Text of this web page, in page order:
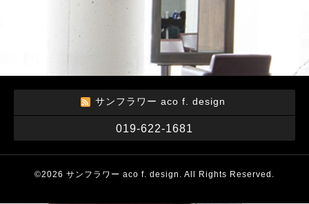
サンフラワー aco f. design
019-622-1681
©2026 サンフラワー aco f. design . All Rights Reserved.